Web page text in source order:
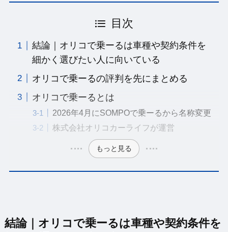
目次
結論｜オリコで乗ーるは車種や契約条件を
細かく選びたい人に向いている
オリコで乗ーるの評判を先にまとめる
オリコで乗ーるとは
2026年4月にSOMPOで乗ーるから名称変更
株式会社オリコカーライフが運営
もっと見る
結論｜オリコで乗ーるは車種や契約条件を